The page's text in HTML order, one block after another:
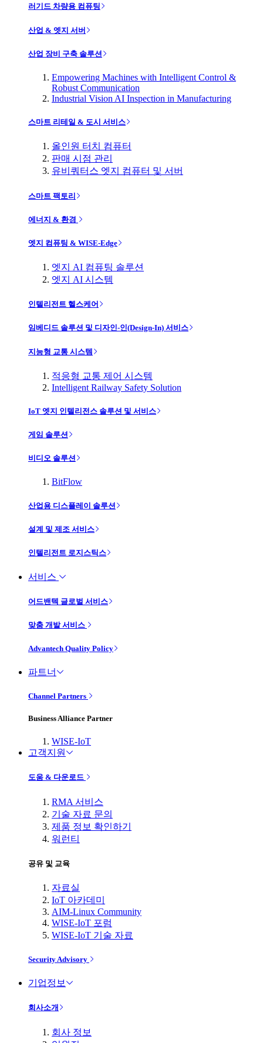
러기드 차량용 컴퓨팅
산업 & 엣지 서버
산업 장비 구축 솔루션
Empowering Machines with Intelligent Control &
Robust Communication
Industrial Vision AI Inspection in Manufacturing
스마트 리테일 & 도시 서비스
올인원 터치 컴퓨터
판매 시점 관리
유비쿼터스 엣지 컴퓨터 및 서버
스마트 팩토리
에너지 & 환경
엣지 컴퓨팅 & WISE-Edge
엣지 AI 컴퓨팅 솔루션
엣지 AI 시스템
인텔리전트 헬스케어
임베디드 솔루션 및 디자인-인(Design-In) 서비스
지능형 교통 시스템
적응형 교통 제어 시스템
Intelligent Railway Safety Solution
IoT 엣지 인텔리전스 솔루션 및 서비스
게임 솔루션
비디오 솔루션
BitFlow
산업용 디스플레이 솔루션
설계 및 제조 서비스
인텔리전트 로지스틱스
서비스
어드밴텍 글로벌 서비스
맞춤 개발 서비스
Advantech Quality Policy
파트너
Channel Partners
Business Alliance Partner
WISE-IoT
고객지원
도움 & 다운로드
RMA 서비스
기술 자료 문의
제품 정보 확인하기
워런티
공유 및 교육
자료실
IoT 아카데미
AIM-Linux Community
WISE-IoT 포럼
WISE-IoT 기술 자료
Security Advisory
기업정보
회사소개
회사 정보